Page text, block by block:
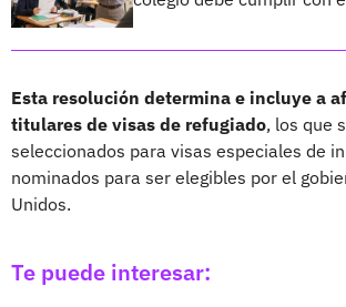
Esta resolución determina e incluye a
titulares de visas de refugiado, los que
seleccionados para visas especiales de
nominados para ser elegibles por el
Unidos.
Te puede interesar: